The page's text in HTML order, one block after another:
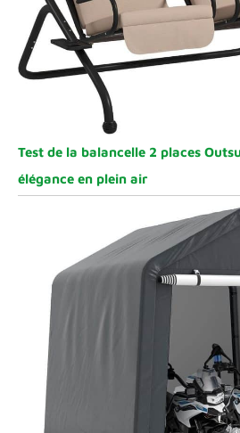
Test de la balancelle 2 places
élégance en plein air